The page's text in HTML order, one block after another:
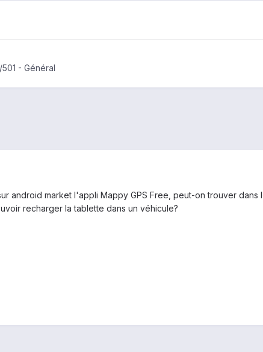
- Général
android market l'appli Mappy GPS Free, peut-on trouver
recharger la tablette dans un véhicule?